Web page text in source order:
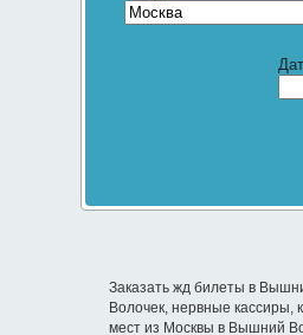
Заказать жд билеты в
Волочек, нервные
мест из Москвы в Вышний